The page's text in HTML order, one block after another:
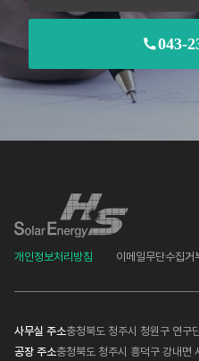
043-
개인정보처리방침 이메일무단수집거
사무실 주소충청북도 청주시 청원구 연
공장 주소충청북도 청주시 흥덕구 강내